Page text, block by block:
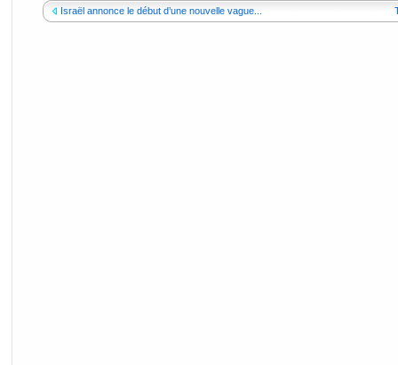
Israël annonce le début d’une nouvelle vague...